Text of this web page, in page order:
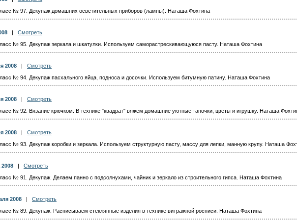
№ 97. Декупаж домашних осветительных приборов (лампы). Наташа Фохтина
Смотреть
№ 95. Декупаж зеркала и шкатулки. Используем саморастрескивающуюся пасту. Наташа Фохтина
2008
Смотреть
№ 94. Декупаж пасхального яйца, подноса и досочки. Используем битумную патину. Наташа Фохтина
2008
Смотреть
№ 92. Вязание крючком. В технике "квадрат" вяжем домашние уютные тапочки, цветы и игрушку. Наташа
2008
Смотреть
№ 93. Декупаж коробки и зеркала. Используем структурную пасту, массу для лепки, манную крупу. Наташа
2008
Смотреть
№ 91. Декупаж. Делаем панно с подсолнухами, чайник и зеркало из строительного гипса. Наташа Фохтина
2008
Смотреть
№ 89. Декупаж. Расписываем стеклянные изделия в технике витражной росписи. Наташа Фохтина